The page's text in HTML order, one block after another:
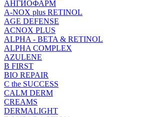
АНГИОФАРМ
A-NOX plus RETINOL
AGE DEFENSE
ACNOX PLUS
ALPHA - BETA & RETINOL
ALPHA COMPLEX
AZULENE
B FIRST
BIO REPAIR
C the SUCCESS
CALM DERM
CREAMS
DERMALIGHT